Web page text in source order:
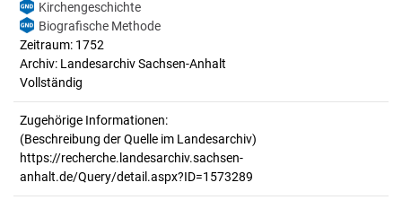
Kirchengeschichte
Biografische Methode
Zeitraum: 1752
Archiv: Landesarchiv Sachsen-Anhalt
Vollständig
Zugehörige Informationen:
(Beschreibung der Quelle im Landesarchiv)
https://recherche.landesarchiv.sachsen-
anhalt.de/Query/detail.aspx?ID=1573289